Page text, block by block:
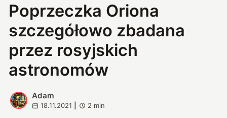
Poprzeczka Oriona
szczegółowo zbadana
przez rosyjskich
astronomów
A
Adam
18.11.2021 2 min